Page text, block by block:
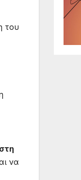
του
να